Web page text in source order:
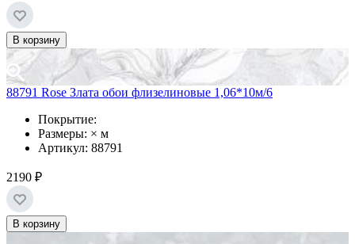
В корзину
88791 Rose Злата обои флизелиновые 1,06*10м/6
Покрытие:
Размеры: × м
Артикул: 88791
2190 ₽
В корзину